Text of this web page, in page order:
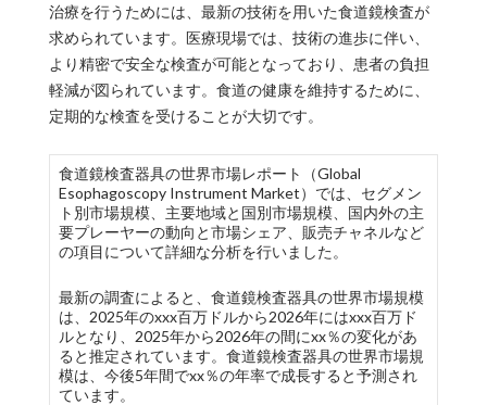
治療を行うためには、最新の技術を用いた食道鏡検査が
求められています。医療現場では、技術の進歩に伴い、
より精密で安全な検査が可能となっており、患者の負担
軽減が図られています。食道の健康を維持するために、
定期的な検査を受けることが大切です。
食道鏡検査器具の世界市場レポート（Global
Esophagoscopy Instrument Market）では、セグメン
ト別市場規模、主要地域と国別市場規模、国内外の主
要プレーヤーの動向と市場シェア、販売チャネルなど
の項目について詳細な分析を行いました。
最新の調査によると、食道鏡検査器具の世界市場規模
は、2025年のxxx百万ドルから2026年にはxxx百万ド
ルとなり、2025年から2026年の間にxx％の変化があ
ると推定されています。食道鏡検査器具の世界市場規
模は、今後5年間でxx％の年率で成長すると予測され
ています。